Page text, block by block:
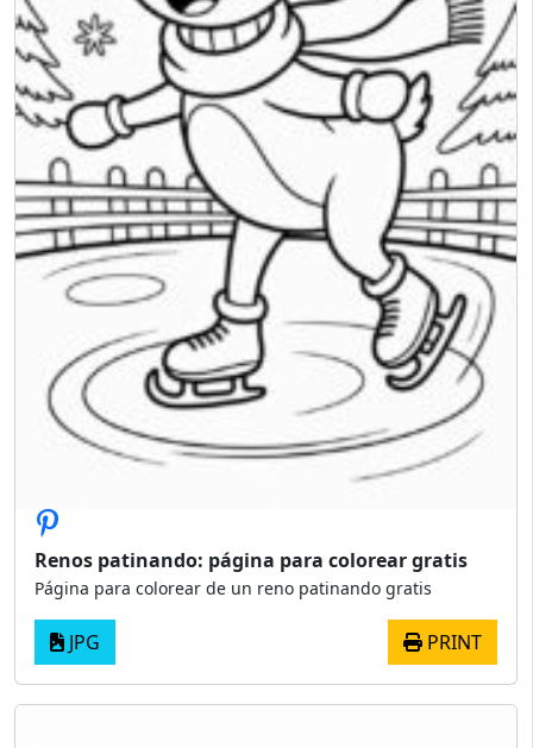
Renos patinando: página para colorear gratis
Página para colorear de un reno patinando gratis
JPG PRINT